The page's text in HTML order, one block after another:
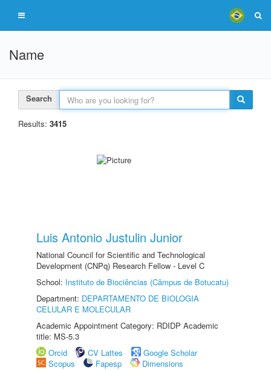
Name
Search
Results: 3415
Luis Antonio Justulin Junior
National Council for Scientific and Technological
Development (CNPq) Research Fellow - Level C
School: Instituto de Biociências (Câmpus de Botucatu)
Department: DEPARTAMENTO DE BIOLOGIA
CELULAR E MOLECULAR
Academic Appointment Category: RDIDP Academic
title: MS-5.3
Orcid
CV Lattes
Google Scholar
Scopus
Fapesp
Dimensions